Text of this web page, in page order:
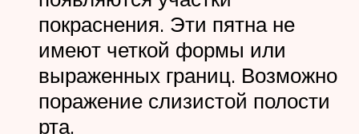
покраснения. Эти пятна не
имеют четкой формы или
выраженных границ. Возможно
поражение слизистой полости
рта.